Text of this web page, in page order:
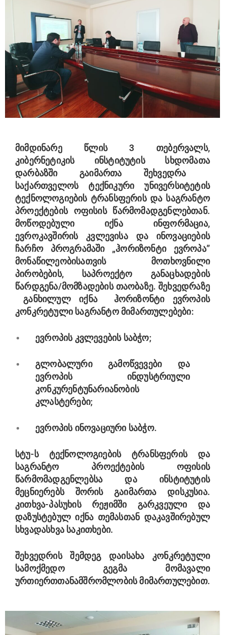
მიმდინარე წლის 3 თებერვალს,
კიბერნეტიკის ინსტიტუტის სხდომათა
დარბაზში გაიმართა შეხვედრა
საქართველოს ტექნიკური უნივერსიტეტის
ტექნოლოგიების ტრანსფერის და საგრანტო
პროექტების ოფისის წარმომადგენლებთან.
მოწოდებული იქნა ინფორმაცია,
ევროკავშირის კვლევისა და ინოვაციების
ჩარჩო პროგრამაში „ჰორიზონტი ევროპა”
მონაწილეობისათვის მოთხოვნილი
პირობების, საპროექტო განაცხადების
წარდგენა/მომზადების თაობაზე. შეხვედრაზე
განხილულ იქნა ჰორიზონტი ევროპის
კონკრეტული საგრანტო მიმართულებები:
ევროპის კვლევების საბჭო;
გლობალური გამოწვევები და
ევროპის ინდუსტრიული
კონკურენტუნარიანობის
კლასტერები;
ევროპის ინოვაციური საბჭო.
სტუ-ს ტექნოლოგიების ტრანსფერის და
საგრანტო პროექტების ოფისის
წარმომადგენლებსა და ინსტიტუტის
მეცნიერებს შორის გაიმართა დისკუსია.
კითხვა-პასუხის რეჟიმში გარკვეული და
დაზუსტებულ იქნა თემასთან დაკავშირებულ
სხვადასხვა საკითხები.
შეხვედრის შემდეგ დაისახა კონკრეტული
სამოქმედო გეგმა მომავალი
ურთიერთთანამშრომლობის მიმართულებით.